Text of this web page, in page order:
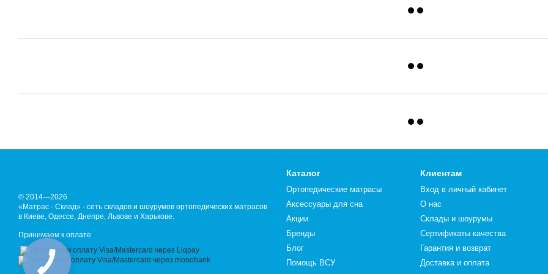
© 2014—2026
«Матрас - Склад» - сеть складов и шоурумов ортопедических матрасов
в Киеве, Одессе, Днепре, Львове и Харькове.
Принимаем к оплате
Каталог
Ортопедические матрасы
Аксессуары для сна
Акции
Бренды
Блог
Помощь ВСУ
Клиентам
Вход в личный кабинет
О нас
Склады и шоурумы
Сертификаты качества
Гарантия и возврат
Доставка и оплата